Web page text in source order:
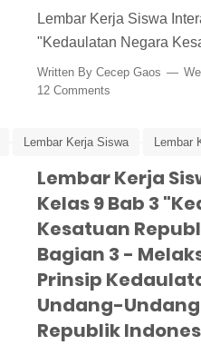
Lembar Kerja Siswa
"Kedaulatan Negara
Written By Cecep Gaos
12 Comments
Lembar Kerja Siswa Lembar
Kelas 9 Bab 3 Prinsip-Prinsip
Lembar Kerja
Kelas 9 Bab 3
Kesatuan
Bagian 3 -
Prinsip
Undang-
Republik